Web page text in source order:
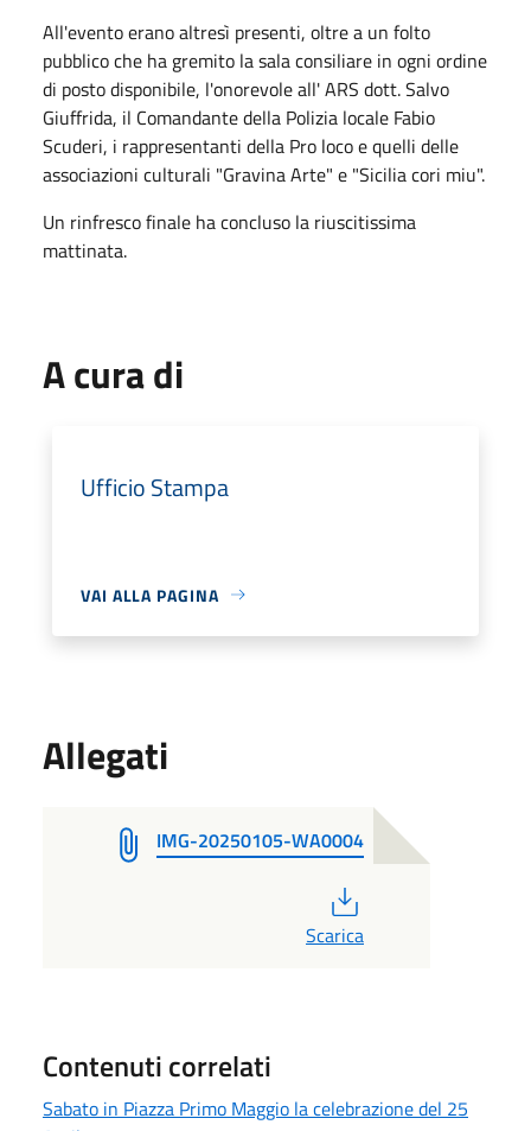
All'evento erano altresì presenti, oltre a un folto
pubblico che ha gremito la sala consiliare in ogni ordine
di posto disponibile, l'onorevole all' ARS dott. Salvo
Giuffrida, il Comandante della Polizia locale Fabio
Scuderi, i rappresentanti della Pro loco e quelli delle
associazioni culturali "Gravina Arte" e "Sicilia cori miu".
Un rinfresco finale ha concluso la riuscitissima
mattinata.
A cura di
Ufficio Stampa
VAI ALLA PAGINA
Allegati
IMG-20250105-WA0004
Scarica
Contenuti correlati
Sabato in Piazza Primo Maggio la celebrazione del 25